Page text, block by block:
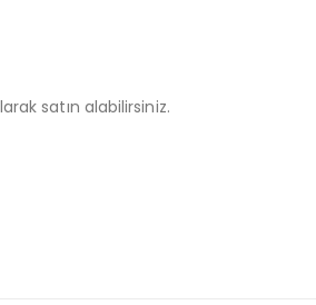
satın alabilirsiniz.